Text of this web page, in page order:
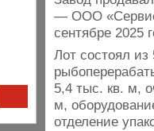
— ООО «Сервис
сентябре 2025
Лот состоял из
5,4 тыс. кв. м,
м,
отделение